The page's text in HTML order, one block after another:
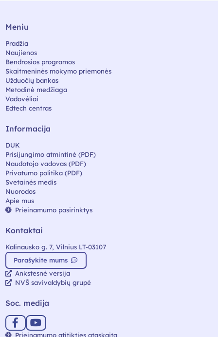
Meniu
Pradžia
Naujienos
Bendrosios programos
Skaitmeninės mokymo priemonės
Užduočių bankas
Metodinė medžiaga
Vadovėliai
Edtech centras
Informacija
DUK
Prisijungimo atmintinė (PDF)
Naudotojo vadovas (PDF)
Privatumo politika (PDF)
Svetainės medis
Nuorodos
Apie mus
Prieinamumo pasirinktys
Kontaktai
Kalinausko g. 7, Vilnius LT-03107
Parašykite mums
Ankstesnė versija
NVŠ savivaldybių grupė
Soc. medija
Prieinamumo atitikties ataskaita